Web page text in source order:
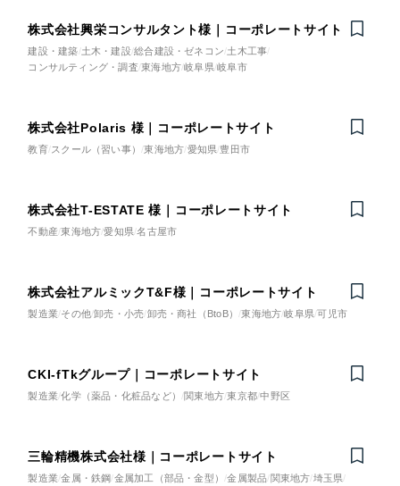
Pace ／クラウド型工数管理ツール
日報ツールで案件ごとの営業利益をリアルタイムに可視化
制作実績
制作実績
ブックマークしたサイト
観光・レジャー
士業
IT・インターネット
インフラ関連
株式会社興栄コンサルタント様｜コーポレートサイト
建設・建築 土木・建設 総合建設・ゼネコン 土木工事
コンサルティング・調査 東海地方 岐阜県 岐阜市
株式会社Polaris 様｜コーポレートサイト
教育 スクール（習い事） 東海地方 愛知県 豊田市
株式会社T-ESTATE 様｜コーポレートサイト
不動産 東海地方 愛知県 名古屋市
株式会社アルミックT&F様｜コーポレートサイト
製造業 その他 卸売・小売 卸売・商社（BtoB） 東海地方 岐阜県 可児市
CKI-fTkグループ｜コーポレートサイト
製造業 化学（薬品・化粧品など） 関東地方 東京都 中野区
三輪精機株式会社様｜コーポレートサイト
製造業 金属・鉄鋼 金属加工（部品・金型） 金属製品 関東地方 埼玉県